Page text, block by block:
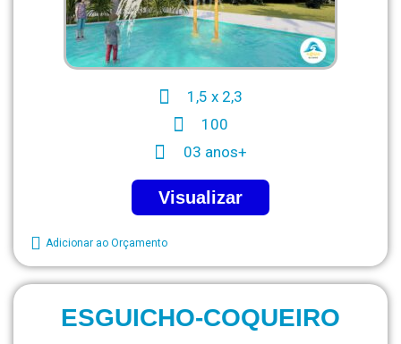
1,5 x 2,3
100
03 anos+
Visualizar
Adicionar ao Orçamento
ESGUICHO-COQUEIRO